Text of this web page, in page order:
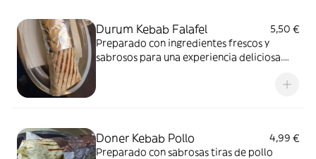
Durum Kebab Falafel
5,50 €
Preparado con ingredientes frescos y
sabrosos para una experiencia deliciosa.
Doner Kebab Pollo
4,99 €
Preparado con sabrosas tiras de pollo